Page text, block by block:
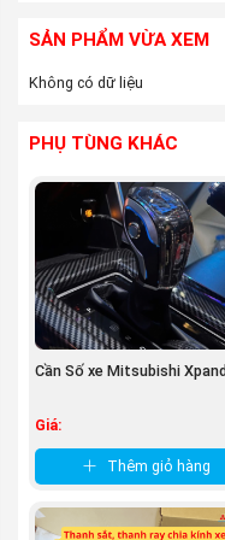
(Hình ảnh chi tiết
Xpander và
Tham khảo ngay:
Xpander chính
SẢN PHẨM VỪA XEM
Không có dữ liệu
PHỤ TÙNG KHÁC
Cần Số xe Mitsubishi
Giá:
Thêm giỏ hàng